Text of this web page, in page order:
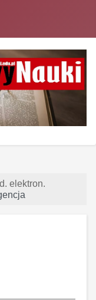
elektron.